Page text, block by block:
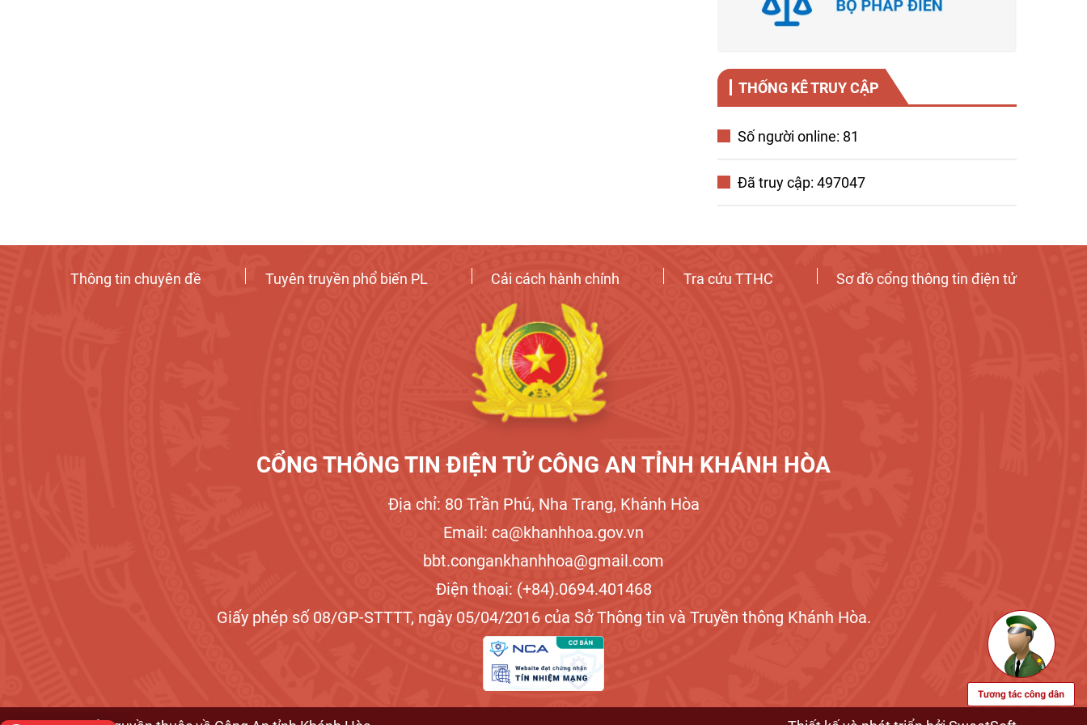
THỐNG KÊ TRUY CẬP
Số người online: 81
Đã truy cập: 497047
CỔNG THÔNG TIN ĐIỆN TỬ CÔNG AN TỈNH KHÁNH HÒA
Địa chỉ: 80 Trần Phú, Nha Trang, Khánh Hòa
Email: ca@khanhhoa.gov.vn
bbt.congankhanhhoa@gmail.com
Điện thoại: (+84).0694.401468
Giấy phép số 08/GP-STTTT, ngày 05/04/2016 của Sở Thông tin và Truyền thông Khánh Hòa.
Thông tin chuyên đề Tuyên truyền phổ biến PL Cải cách hành chính Tra cứu TTHC Sơ đồ cổng thông tin điện tử